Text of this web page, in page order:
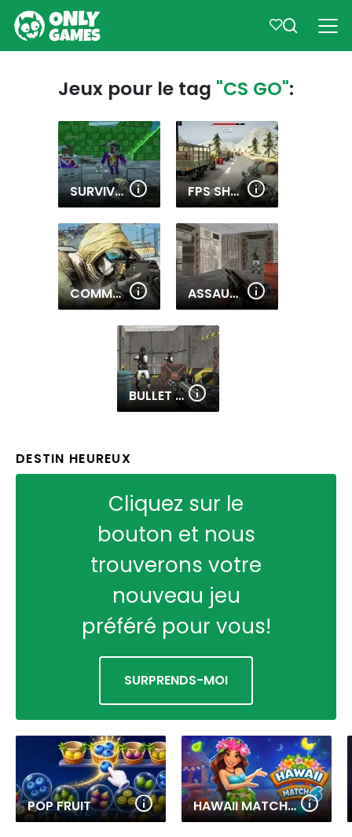
Jeux pour le tag "CS GO":
SURVIVAL SHOOTING XTREME CRAZY PIXEL COMBAT FPS SHOOTING STRIKE: MODERN COMBAT WAR 2K20
COMMANDO IGI SHOOTING STRIKE ASSAULT ZONE
BULLET FURY
DESTIN HEUREUX
Cliquez sur le
bouton et nous
trouverons votre
nouveau jeu
préféré pour vous!
SURPRENDS-MOI
POP FRUIT HAWAII MATCH 6